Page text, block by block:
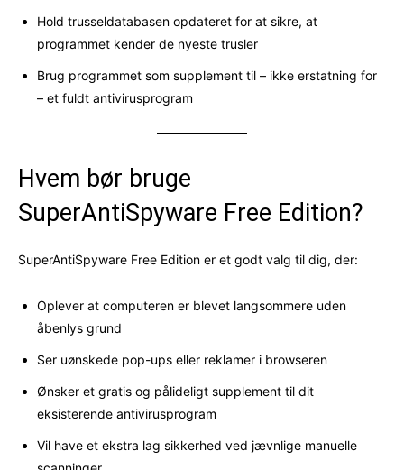
Hold trusseldatabasen opdateret for at sikre, at
programmet kender de nyeste trusler
Brug programmet som supplement til – ikke erstatning for
– et fuldt antivirusprogram
Hvem bør bruge
SuperAntiSpyware Free Edition?
SuperAntiSpyware Free Edition er et godt valg til dig, der:
Oplever at computeren er blevet langsommere uden
åbenlys grund
Ser uønskede pop-ups eller reklamer i browseren
Ønsker et gratis og pålideligt supplement til dit
eksisterende antivirusprogram
Vil have et ekstra lag sikkerhed ved jævnlige manuelle